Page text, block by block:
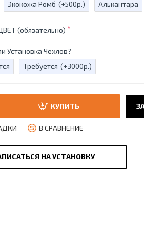
Экокожа Ромб (+500р.) Алькантара
(обязательно)
Установка Чехлов?
Требуется (+3000р.)
КУПИТЬ
В СРАВНЕНИЕ
НА УСТАНОВКУ